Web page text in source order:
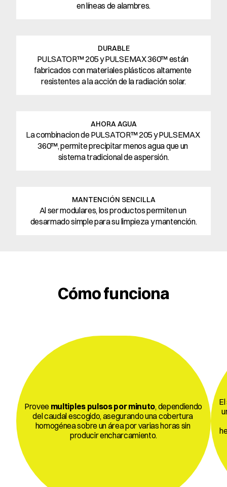
en líneas de alambres.
DURABLE
PULSATOR™ 205 y PULSEMAX 360™ están
fabricados con materiales plásticos altamente
resistentes a la acción de la radiación solar.
AHORA AGUA
La combinacion de PULSATOR™ 205 y PULSEMAX
360™, permite precipitar menos agua que un
sistema tradicional de aspersión.
MANTENCIÓN SENCILLA
Al ser modulares, los productos permiten un
desarmado simple para su limpieza y mantención.
Cómo funciona
Provee multiples pulsos por minuto, dependiendo
del caudal escogido, asegurando una cobertura
homogénea sobre un área por varias horas sin
producir encharcamiento.